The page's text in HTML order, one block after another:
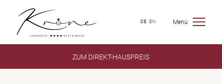
Menü
DE EN
ZUM DIREKT-HAUSPREIS